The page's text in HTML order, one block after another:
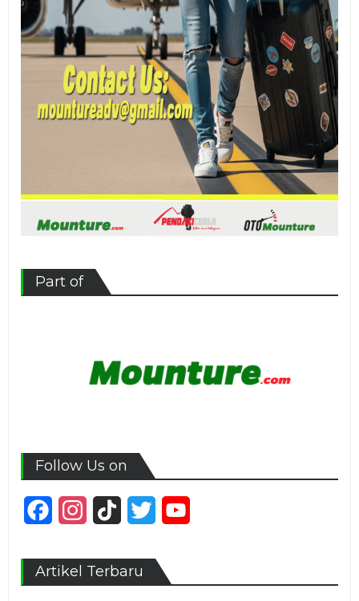
Part of
Follow Us on
FacebookInstagram
TikTok Twitter
Artikel Terbaru